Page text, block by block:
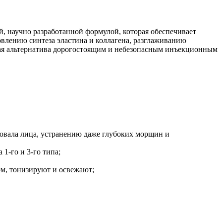
разработанной формулой, которая обеспечивает
синтеза эластина и коллагена, разглаживанию
дорогостоящим и небезопасным инъекционным
овала лица, устранению даже глубоких морщин и
1-го и 3-го типа;
тонизируют и освежают;